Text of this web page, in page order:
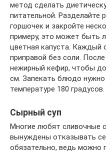
метод сделать
питательной. Разделайте
горшочек и закройте
примеру, это может быть
цветная капуста. Каждый
приправой без соли.
нежирный кефир, чтобы
см. Запекать блюдо нужно
температуре 180 градусов.
Сырный суп
Многие любят сливочные
вынуждены отказывать
обязательно, ведь можно